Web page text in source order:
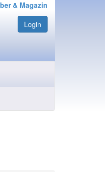
& Magazin
Login